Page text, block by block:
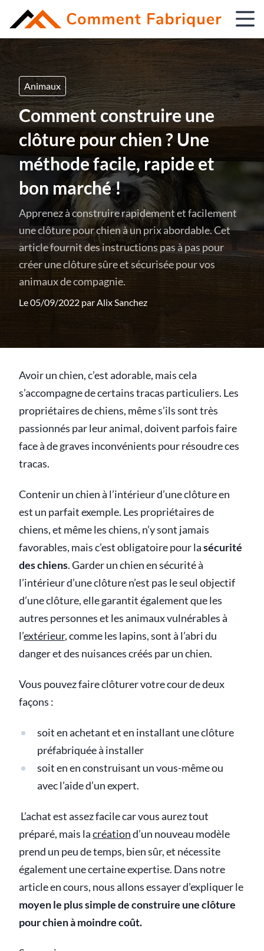
Animaux
Comment construire une
clôture pour chien ? Une
méthode facile, rapide et
bon marché !
Apprenez à construire rapidement et facilement
une clôture pour chien à un prix abordable. Cet
article fournit des instructions pas à pas pour
créer une clôture sûre et sécurisée pour vos
animaux de compagnie.
Le 05/09/2022 parAlix Sanchez
Avoir un chien, c’est adorable, mais cela
s’accompagne de certains tracas particuliers. Les
propriétaires de chiens, même s’ils sont très
passionnés par leur animal, doivent parfois faire
face à de graves inconvénients pour résoudre ces
tracas.
Contenir un chien à l’intérieur d’une clôture en
est un parfait exemple. Les propriétaires de
chiens, et même les chiens, n’y sont jamais
favorables, mais c’est obligatoire pour lasécurité
des chiens. Garder un chien en sécurité à
l’intérieur d’une clôture n’est pas le seul objectif
d’une clôture, elle garantit également que les
autres personnes et les animaux vulnérables à
l’extérieur, comme les lapins, sont à l’abri du
danger et des nuisances créés par un chien.
Vous pouvez faire clôturer votre cour de deux
façons :
soit en achetant et en installant une clôture
préfabriquée à installer
soit en en construisant un vous-même ou
avec l’aide d’un expert.
L’achat est assez facile car vous aurez tout
préparé, mais lacréationd’un nouveau modèle
prend un peu de temps, bien sûr, et nécessite
également une certaine expertise. Dans notre
article en cours, nous allons essayer d’expliquer le
moyen le plus simple de construire une clôture
pour chien à moindre coût.